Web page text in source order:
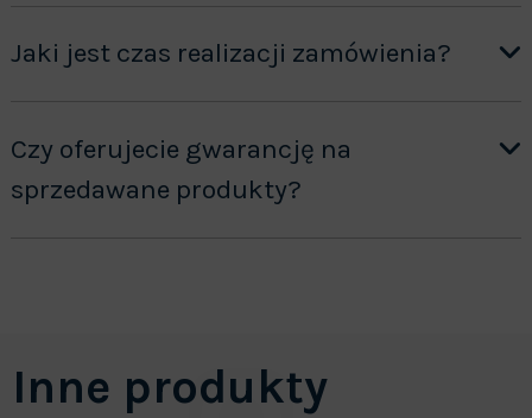
Jaki jest czas realizacji zamówienia?
Czy oferujecie gwarancję na
sprzedawane produkty?
Inne produkty